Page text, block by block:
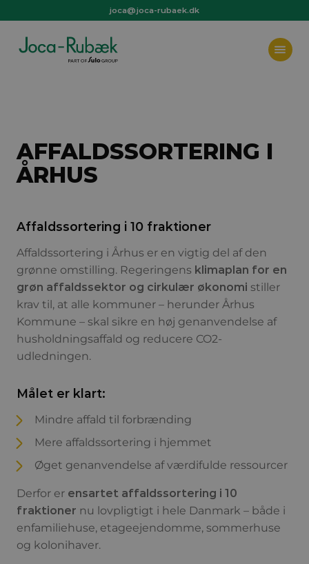
joca@joca-rubaek.dk
joca@joca-rubaek.dk
AFFALDSSORTERING I
ÅRHUS
Affaldssortering i 10 fraktioner
Affaldssortering i Århus er en vigtig del af den
grønne omstilling. Regeringens klimaplan for en
grøn affaldssektor og cirkulær økonomi stiller
krav til, at alle kommuner – herunder Århus
Kommune – skal sikre en høj genanvendelse af
husholdningsaffald og reducere CO2-
udledningen.
Målet er klart:
Mindre affald til forbrænding
Mere affaldssortering i hjemmet
Øget genanvendelse af værdifulde ressourcer
Derfor er ensartet affaldssortering i 10
fraktioner nu lovpligtigt i hele Danmark – både i
enfamiliehuse, etageejendomme, sommerhuse
og kolonihaver.